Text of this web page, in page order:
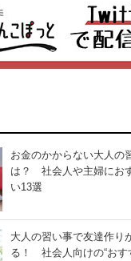
お金のかからない大人の
は？ 社会人や主婦にお
い13選
大人の習い事で友達作り
る！ 社会人向けの“おす